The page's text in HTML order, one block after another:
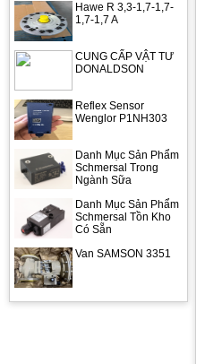
Hawe R 3,3-1,7-1,7-
1,7-1,7 A
CUNG CẤP VẬT TƯ
DONALDSON
Reflex Sensor
Wenglor P1NH303
Danh Mục Sản Phẩm
Schmersal Trong
Ngành Sữa
Danh Mục Sản Phẩm
Schmersal Tồn Kho
Có Sẵn
Van SAMSON 3351